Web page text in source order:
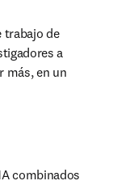
trabajo de
a
más, en un
combinados